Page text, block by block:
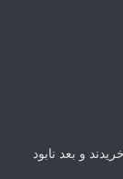
و بعد نابود